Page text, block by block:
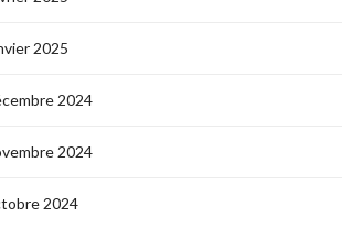
2025
2024
2024
2024